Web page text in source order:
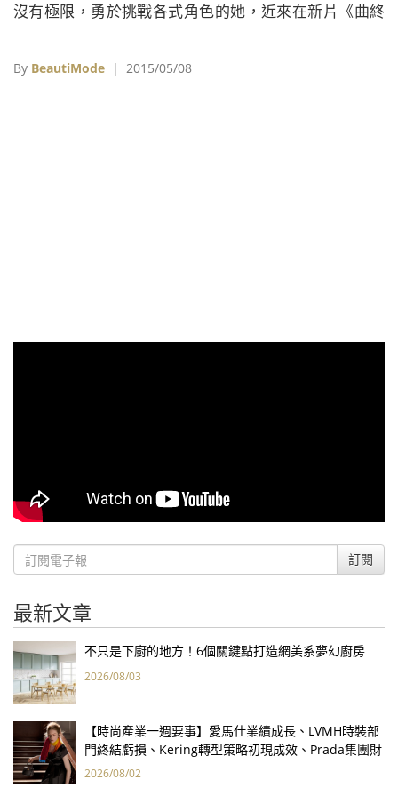
沒有極限，勇於挑戰各式角色的她，近來在新片《曲終
衣緊身褲，一身勁裝在鏡頭前化身超殺Rocker高唱搖滾
By BeautiMode | 2015/05/08
訂閱
最新文章
不只是下廚的地方！6個關鍵點打造網美系夢幻廚房
2026/08/03
【時尚產業一週要事】愛馬仕業績成長、LVMH時裝部
門終結虧損、Kering轉型策略初現成效、Prada集團財
報亮眼
2026/08/02